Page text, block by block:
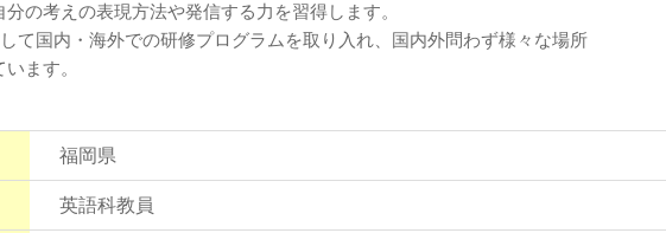
の考えの表現方法や発信する力を習得します。
て国内・海外での研修プログラムを取り入れ、国内外問わず様々な場所
ます。
福岡県
英語科教員